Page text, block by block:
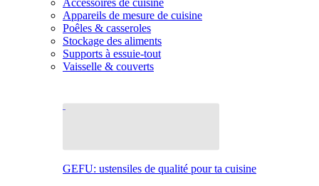
Accessoires de cuisine
Appareils de mesure de cuisine
Poêles & casseroles
Stockage des aliments
Supports à essuie-tout
Vaisselle & couverts
GEFU: ustensiles de qualité pour ta cuisine